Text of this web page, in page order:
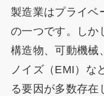
製造業はプライベ
の一つです。しか
構造物、可動機械
ノイズ（EMI）な
る要因が多数存在